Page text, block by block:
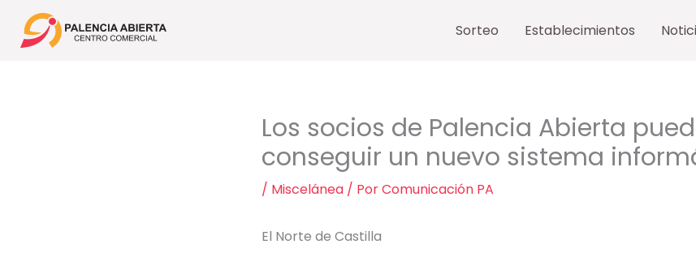
Sorteo Establecimientos
Los socios de Palencia Abierta
conseguir un nuevo sistema
/ Miscelánea / PorComunicación PA
El Norte de Castilla